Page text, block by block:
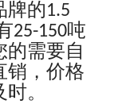
牌的1.5
25-150吨
的需要自
销，价格
。